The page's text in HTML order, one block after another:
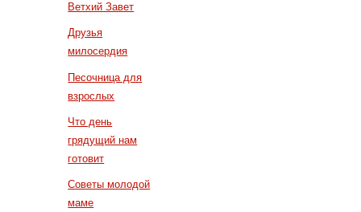
Ветхий Завет
Друзья
милосердия
Песочница для
взрослых
Что день
грядущий нам
готовит
Советы молодой
маме